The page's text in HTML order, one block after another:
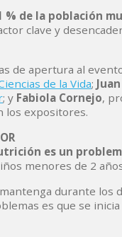
% de la población
clave y
de apertura al
de la Vida;
; y Fabiola Cornejo,
los expositores.
es un
menores de 2
durante
es que se